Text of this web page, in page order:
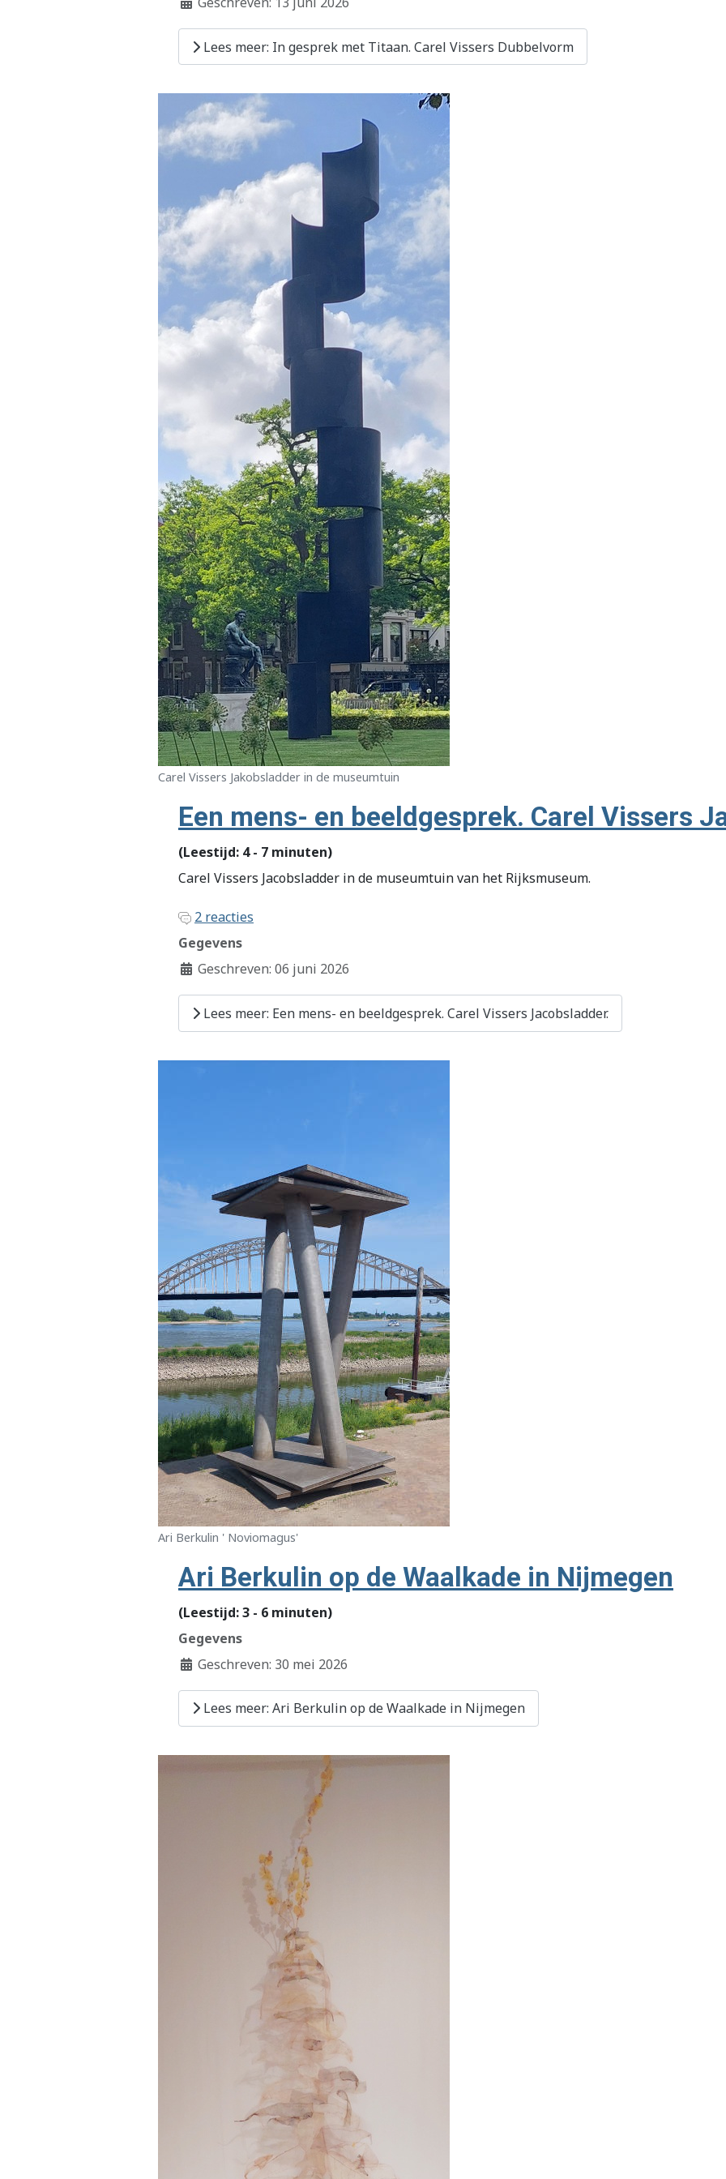
Lees meer: In gesprek met Titaan. Carel Vissers Dubbelvorm
Carel Vissers Jakobsladder in de museumtuin
Een mens- en beeldgesprek. Carel Vissers
(Leestijd: 4 - 7 minuten)
Carel Vissers Jacobsladder in de museumtuin van het Rijksmuseum.
2 reacties
Gegevens
Geschreven: 06 juni 2026
Lees meer: Een mens- en beeldgesprek. Carel Vissers Jacobsladder.
Ari Berkulin ' Noviomagus'
Ari Berkulin op de Waalkade in Nijmegen
(Leestijd: 3 - 6 minuten)
Gegevens
Geschreven: 30 mei 2026
Lees meer: Ari Berkulin op de Waalkade in Nijmegen